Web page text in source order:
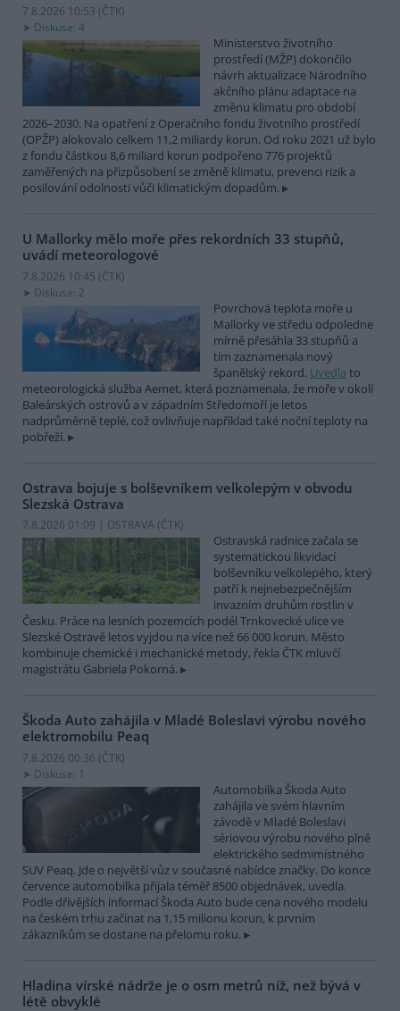
7.8.2026 10:53 (ČTK)
Diskuse: 4
Ministerstvo životního
prostředí (MŽP) dokončilo
návrh aktualizace Národního
akčního plánu adaptace na
změnu klimatu pro období
2026–2030. Na opatření z Operačního fondu životního prostředí
(OPŽP) alokovalo celkem 11,2 miliardy korun. Od roku 2021 už bylo
z fondu částkou 8,6 miliard korun podpořeno 776 projektů
zaměřených na přizpůsobení se změně klimatu, prevenci rizik a
posilování odolnosti vůči klimatickým dopadům.
U Mallorky mělo moře přes rekordních 33 stupňů,
uvádí meteorologové
7.8.2026 10:45 (ČTK)
Diskuse: 2
Povrchová teplota moře u
Mallorky ve středu odpoledne
mírně přesáhla 33 stupňů a
tím zaznamenala nový
španělský rekord. Uvedla to
meteorologická služba Aemet, která poznamenala, že moře v okolí
Baleárských ostrovů a v západním Středomoří je letos
nadprůměrně teplé, což ovlivňuje například také noční teploty na
pobřeží.
Ostrava bojuje s bolševníkem velkolepým v obvodu
Slezská Ostrava
7.8.2026 01:09 | OSTRAVA (ČTK)
Ostravská radnice začala se
systematickou likvidací
bolševníku velkolepého, který
patří k nejnebezpečnějším
invazním druhům rostlin v
Česku. Práce na lesních pozemcích podél Trnkovecké ulice ve
Slezské Ostravě letos vyjdou na více než 66 000 korun. Město
kombinuje chemické i mechanické metody, řekla ČTK mluvčí
magistrátu Gabriela Pokorná.
Škoda Auto zahájila v Mladé Boleslavi výrobu nového
elektromobilu Peaq
7.8.2026 00:36 (ČTK)
Diskuse: 1
Automobilka Škoda Auto
zahájila ve svém hlavním
závodě v Mladé Boleslavi
sériovou výrobu nového plně
elektrického sedmimístného
SUV Peaq. Jde o největší vůz v současné nabídce značky. Do konce
července automobilka přijala téměř 8500 objednávek, uvedla.
Podle dřívějších informací Škoda Auto bude cena nového modelu
na českém trhu začínat na 1,15 milionu korun, k prvním
zákazníkům se dostane na přelomu roku.
Hladina vírské nádrže je o osm metrů níž, než bývá v
létě obvyklé